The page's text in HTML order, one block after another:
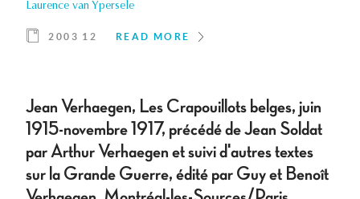
Laurence van Ypersele
2003 12 READ MORE
Jean Verhaegen, Les Crapouillots belges, juin
1915-novembre 1917, précédé de Jean Soldat
par Arthur Verhaegen et suivi d'autres textes
sur la Grande Guerre, édité par Guy et Benoît